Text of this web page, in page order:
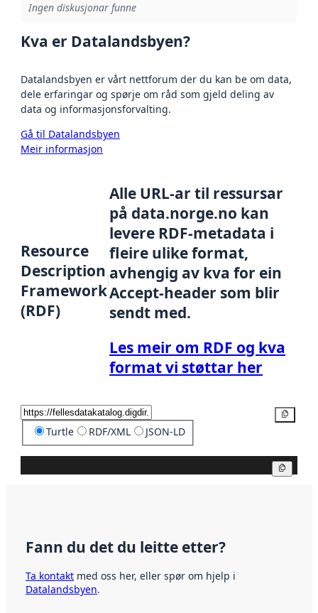
Ingen diskusjonar funne
Kva er Datalandsbyen?
Datalandsbyen er vårt nettforum der du kan be om data,
dele erfaringar og spørje om råd som gjeld deling av
data og informasjonsforvalting.
Gå til Datalandsbyen
Meir informasjon
Resource
Description
Framework
(RDF)
Alle URL-ar til ressursar
på data.norge.no kan
levere RDF-metadata i
fleire ulike format,
avhengig av kva for ein
Accept-header som blir
sendt med.
Les meir om RDF og kva
format vi støttar her
Turtle RDF/XML JSON-LD
Fann du det du leitte etter?
Ta kontakt med oss her, eller spør om hjelp i
Datalandsbyen.